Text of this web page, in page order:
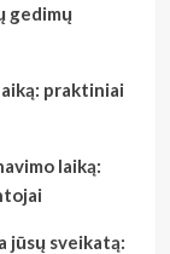
gedimų
praktiniai
laiką:
jūsų sveikatą: